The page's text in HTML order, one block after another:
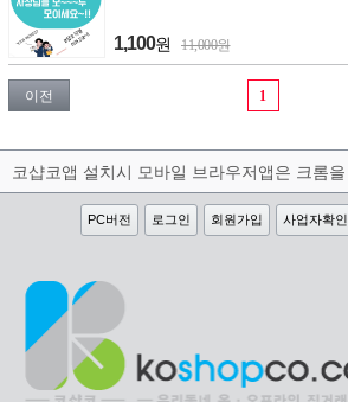
1,100원 11,000원
이전 1
PC버전 로그인 회원가입 사업자확인